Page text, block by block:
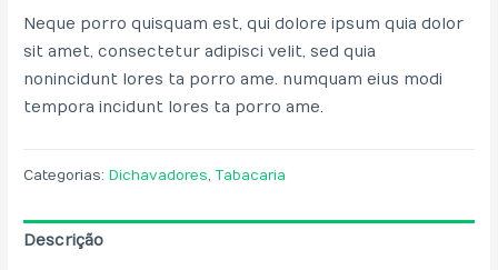
Neque porro quisquam est, qui dolore ipsum quia dolor
sit amet, consectetur adipisci velit, sed quia
non incidunt lores ta porro ame. numquam eius modi
tempora incidunt lores ta porro ame.
Categorias: Dichavadores,Tabacaria
Descrição